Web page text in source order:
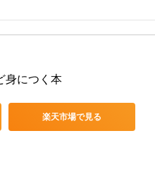
身につく本
楽天市場で見る